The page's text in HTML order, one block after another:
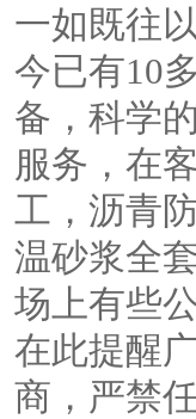
一如既往
今已有10
备，科学
服务，在
工，沥青
温砂浆全
场上有些
在此提醒
商，严禁